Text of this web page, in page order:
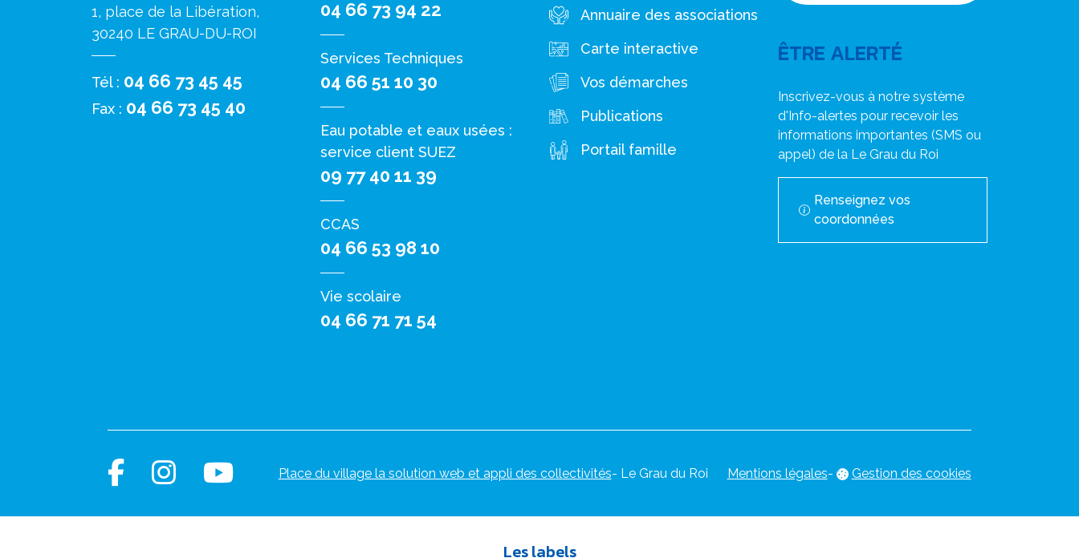
1, place de la Libération,
30240 LE GRAU-DU-ROI
Tél : 04 66 73 45 45
Fax : 04 66 73 45 40
04 66 73 94 22
Services Techniques
04 66 51 10 30
Eau potable et eaux usées :
service client SUEZ
09 77 40 11 39
CCAS
04 66 53 98 10
Vie scolaire
04 66 71 71 54
Annuaire des associations
Carte interactive
Vos démarches
Publications
Portail famille
ÊTRE ALERTÉ
Inscrivez-vous à notre système
d'Info-alertes pour recevoir les
informations importantes (SMS ou
appel) de la Le Grau du Roi
Renseignez vos
coordonnées
Place du village la solution web et appli des collectivités- Le Grau du Roi Mentions légales- Gestion des cookies
Les labels